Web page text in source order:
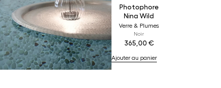
Photophore
Nina Wild
Verre & Plumes
Noir
365,00 €
Ajouter au panier